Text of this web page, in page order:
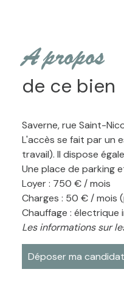
a propos
de ce bien
Saverne, rue Saint-
L'accès se fait par un
travail). Il dispose
Une place de parking
Loyer : 750 € / mois
Charges : 50 € / mois
Chauffage : électrique
Les informations sur
Déposer ma